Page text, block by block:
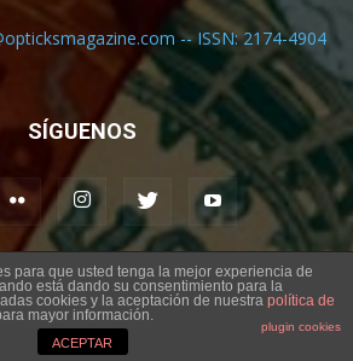
-- ISSN: 2174-4904
SÍGUENOS
Aviso legal Contacto
© Opticks Magazine 2019
para que usted tenga la mejor experiencia de
está dando su consentimiento para la
cookies y la aceptación de nuestra política de
mayor información.
plugin cookies
ACEPTAR